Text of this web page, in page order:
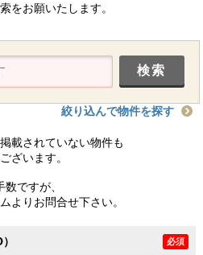
をお願いたします。
絞り込んで物件を探す
載されていない物件も
ざいます。
数ですが、
よりお問合せ下さい。
必須